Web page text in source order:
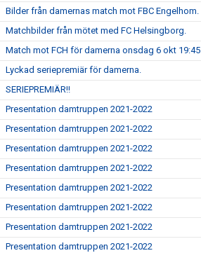
Bilder från damernas match mot FBC Engelhom.
Matchbilder från mötet med FC Helsingborg.
Match mot FCH för damerna onsdag 6 okt 19:45
Lyckad seriepremiär för damerna.
SERIEPREMIÄR!!
Presentation damtruppen 2021-2022
Presentation damtruppen 2021-2022
Presentation damtruppen 2021-2022
Presentation damtruppen 2021-2022
Presentation damtruppen 2021-2022
Presentation damtruppen 2021-2022
Presentation damtruppen 2021-2022
Presentation damtruppen 2021-2022